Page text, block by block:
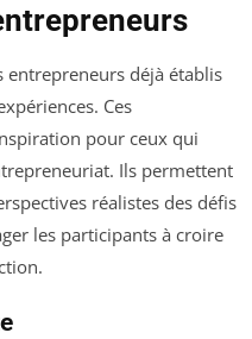
entrepreneurs déjà établis
Ces
pour ceux qui
Ils permettent
réalistes des défis
les participants à croire